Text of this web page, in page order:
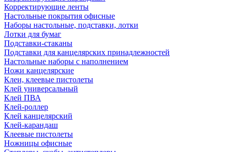
Корректирующие ленты
Настольные покрытия офисные
Наборы настольные, подставки, лотки
Лотки для бумаг
Подставки-стаканы
Подставки для канцелярских принадлежностей
Настольные наборы с наполнением
Ножи канцелярские
Клеи, клеевые пистолеты
Клей универсальный
Клей ПВА
Клей-роллер
Клей канцелярский
Клей-карандаш
Клеевые пистолеты
Ножницы офисные